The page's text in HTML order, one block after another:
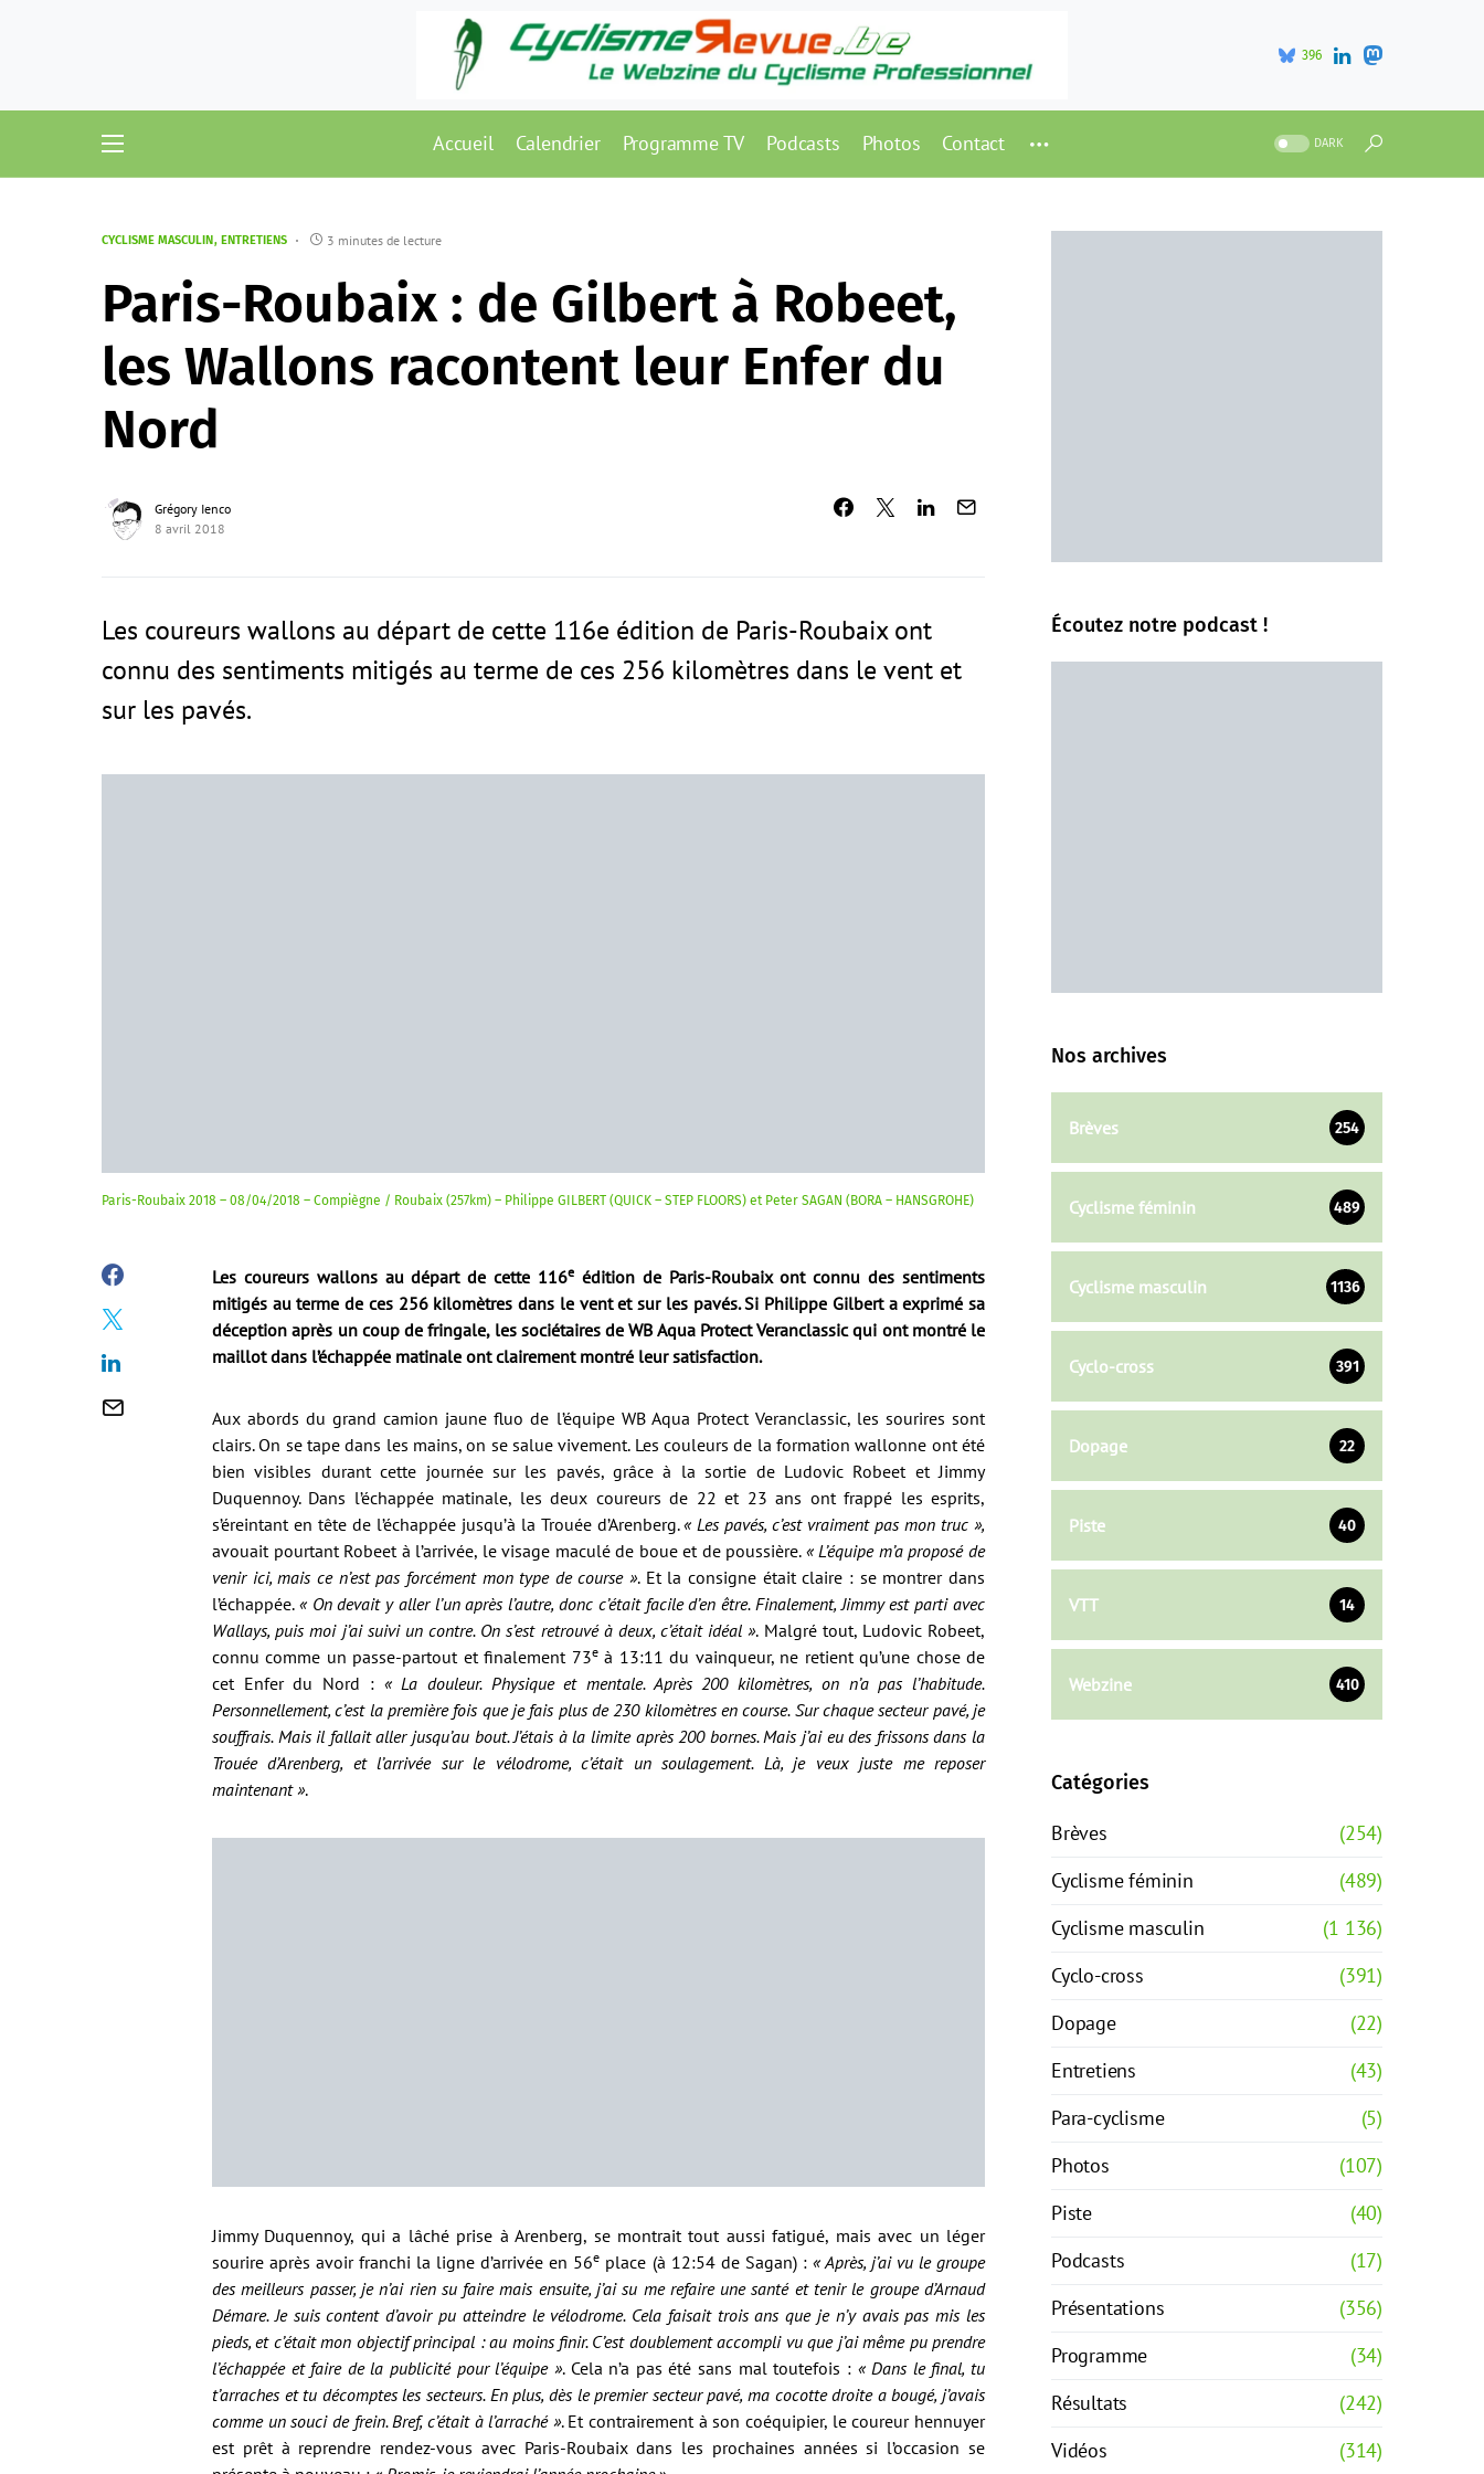
396
Accueil Calendrier Programme TV Podcasts Photos Contact DARK
CYCLISME MASCULIN ENTRETIENS 3 minutes de lecture
Paris-Roubaix : de Gilbert à Robeet,
les Wallons racontent leur Enfer du
Nord
Grégory Ienco
8 avril 2018
Les coureurs wallons au départ de cette 116e édition de Paris-Roubaix ont
connu des sentiments mitigés au terme de ces 256 kilomètres dans le vent et
sur les pavés.
Paris-Roubaix 2018 – 08/04/2018 – Compiègne / Roubaix (257km) – Philippe GILBERT (QUICK – STEP FLOORS) et Peter SAGAN (BORA – HANSGROHE)
Les coureurs wallons au départ de cette 116e édition de Paris-Roubaix ont connu des sentiments
mitigés au terme de ces 256 kilomètres dans le vent et sur les pavés. Si Philippe Gilbert a exprimé sa
déception après un coup de fringale, les sociétaires de WB Aqua Protect Veranclassic qui ont montré le
maillot dans l’échappée matinale ont clairement montré leur satisfaction.
Aux abords du grand camion jaune fluo de l’équipe WB Aqua Protect Veranclassic, les sourires sont
clairs. On se tape dans les mains, on se salue vivement. Les couleurs de la formation wallonne ont été
bien visibles durant cette journée sur les pavés, grâce à la sortie de Ludovic Robeet et Jimmy
Duquennoy. Dans l’échappée matinale, les deux coureurs de 22 et 23 ans ont frappé les esprits,
s’éreintant en tête de l’échappée jusqu’à la Trouée d’Arenberg.« Les pavés, c’est vraiment pas mon truc »,
avouait pourtant Robeet à l’arrivée, le visage maculé de boue et de poussière. « L’équipe m’a proposé de
venir ici, mais ce n’est pas forcément mon type de course ». Et la consigne était claire : se montrer dans
l’échappée. « On devait y aller l’un après l’autre, donc c’était facile d’en être. Finalement, Jimmy est parti avec
Wallays, puis moi j’ai suivi un contre. On s’est retrouvé à deux, c’était idéal ». Malgré tout, Ludovic Robeet,
connu comme un passe-partout et finalement 73eà 13:11 du vainqueur, ne retient qu’une chose de
cet Enfer du Nord : « La douleur. Physique et mentale. Après 200 kilomètres, on n’a pas l’habitude.
Personnellement, c’est la première fois que je fais plus de 230 kilomètres en course. Sur chaque secteur pavé, je
souffrais. Mais il fallait aller jusqu’au bout.J’étais à la limite après 200 bornes. Mais j’ai eu des frissons dans la
Trouée d’Arenberg, et l’arrivée sur le vélodrome, c’était un soulagement. Là, je veux juste me reposer
maintenant».
Jimmy Duquennoy, qui a lâché prise à Arenberg, se montrait tout aussi fatigué, mais avec un léger
sourire après avoir franchi la ligne d’arrivée en 56e place (à 12:54 de Sagan) : « Après, j’ai vu le groupe
des meilleurs passer, je n’ai rien su faire mais ensuite, j’ai su me refaire une santé et tenir le groupe d’Arnaud
Démare. Je suis content d’avoir pu atteindre le vélodrome. Cela faisait trois ans que je n’y avais pas mis les
pieds, et c’était mon objectif principal : au moins finir. C’est doublement accompli vu que j’ai même pu prendre
l’échappée et faire de la publicité pour l’équipe ». Cela n’a pas été sans mal toutefois : « Dans le final, tu
t’arraches et tu décomptes les secteurs. En plus, dès le premier secteur pavé, ma cocotte droite a bougé, j’avais
comme un souci de frein. Bref, c’était à l’arraché ». Et contrairement à son coéquipier, le coureur hennuyer
est prêt à reprendre rendez-vous avec Paris-Roubaix dans les prochaines années si l’occasion se
Écoutez notre podcast !
Nos archives
Brèves 254
Cyclisme féminin 489
Cyclisme masculin 1136
Cyclo-cross 391
Dopage 22
Piste 40
VTT 14
Webzine 410
Catégories
Brèves
(254)
Cyclisme féminin
(489)
Cyclisme masculin
(1 136)
Cyclo-cross
(391)
Dopage
(22)
Entretiens
(43)
Para-cyclisme
(5)
Photos
(107)
Piste
(40)
Podcasts
(17)
Présentations
(356)
Programme
(34)
Résultats
(242)
Vidéos
(314)